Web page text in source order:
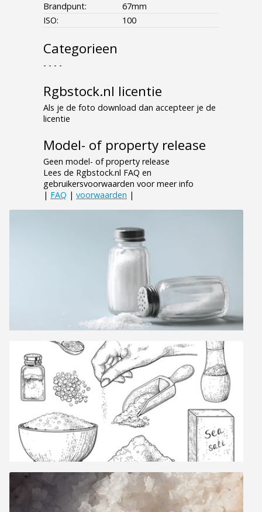
Brandpunt:
67mm
ISO:
100
Categorieen
- - - -
Rgbstock.nl licentie
Als je de foto download dan accepteer je de
licentie
Model- of property release
Geen model- of property release
Lees de Rgbstock.nl FAQ en
gebruikersvoorwaarden voor meer info
| FAQ | voorwaarden |